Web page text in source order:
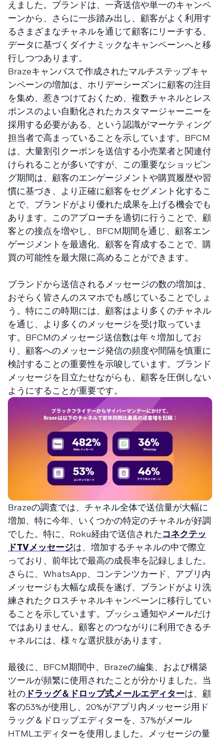
えました。ブランドは、一斉送信や単一のキャンペ
ーンから、さらに一歩踏み出し、顧客がよく利用す
るさまざまなチャネルを通じて顧客にリーチする、
データに基づくダイナミックなキャンペーンへと移
行しつつあります。
Brazeキャンバスで作成されたマルチステップキャ
ンペーンの増加は、ホリデーシーズンに顧客の注目
を集め、惹きつけておくため、複数チャネルとレス
ポンスのよい自動化されたカスタマージャーニーを
採用する必要がある、という認識がマーケティング
担当者で高まっていることを示しています。BFCM
は、大量割引クーポンを送信する小売業者と関連付
けられることが多いですが、この重要なショッピン
グ期間は、顧客のエンゲージメントや購買履歴や習
慣に基づき、より正確に顧客をセグメント化するこ
とで、ブランドがより優れた成果を上げる機会でも
あります。このアプローチを適切に行うことで、顧
客との接点を増やし、BFCM期間を通じ、顧客エン
ゲージメントを最適化、顧客を育成することで、購
買の可能性を最大限に高めることができます。
ブランドから送信されるメッセージの数の増加は、
おそらく皆さんのスマホでも感じていることでしょ
う。特にこの時期には、顧客はより多くのチャネル
を通じ、より多くのメッセージを受け取っていま
す。BFCMのメッセージ送信数は年々増加してお
り、顧客へのメッセージ発信の頻度や間隔を慎重に
検討することの重要性を示唆しています。ブランド
メッセージを目立たせながらも、顧客を圧倒しない
ようにすることが重要です。
Brazeの調査では、チャネル全体で送信量が大幅に
増加、特に今年、いくつかの特定のチャネルが好調
でした。特に、Roku経由で送信されたコネクテッ
ドTVメッセージは、増加するチャネルの中で際立
っており、前年比で最高の成長率を記録しました。
さらに、WhatsApp、コンテンツカード、アプリ内
メッセージも大幅な成長を遂げ、ブランドがより洗
練されたクロスチャネルキャンペーンに移行してい
ることを示しています。プッシュ通知やメールだけ
ではありません。顧客とのつながりに利用できるチ
ャネルには、様々な選択肢があります。
最後に、BFCM期間中、Brazeの編集、および構築
ツールが頻繁に使用されたことが分かりました。当
社の ドラッグ＆ドロップ式メールエディターは、顧
客の53%が使用し、20%がアプリ内メッセージ用ド
ラッグ＆ドロップエディターを、37%がメール
HTMLエディターを使用しました。メッセージの量